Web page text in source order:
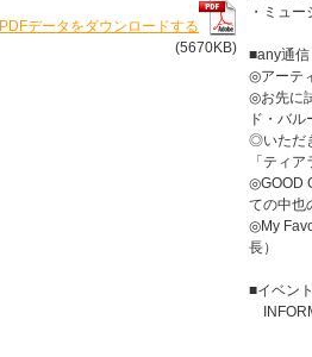
PDFデータをダウンロードする
(5670KB)
・ミュ
■any通信
◎アーテ
◎お先に
ド・バル
◎いただ
「ティア
◎GOOD
ての中也
◎My
長）
■イベン